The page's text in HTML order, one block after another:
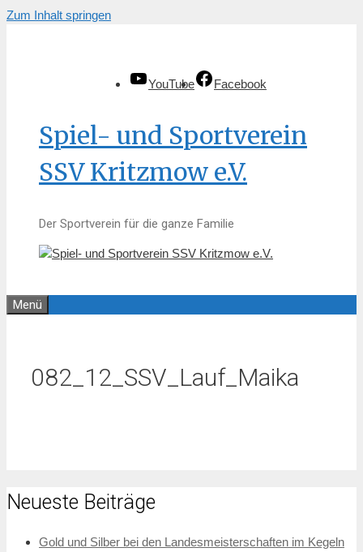
Zum Inhalt springen
YouTube Facebook
Spiel- und Sportverein
SSV Kritzmow e.V.
Der Sportverein für die ganze Familie
Menü
082_12_SSV_Lauf_Maika
Neueste Beiträge
Gold und Silber bei den Landesmeisterschaften im Kegeln